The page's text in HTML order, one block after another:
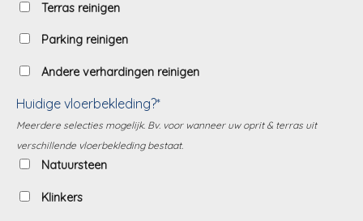
Terras reinigen
Parking reinigen
Andere verhardingen reinigen
Huidige vloerbekleding?*
Meerdere selecties mogelijk. Bv. voor wanneer uw oprit & terras uit
verschillende vloerbekleding bestaat.
Natuursteen
Klinkers